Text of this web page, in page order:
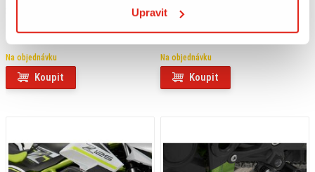
Upravit
Na objednávku
Koupit
4 219 Kč
Na objednávku
Koupit